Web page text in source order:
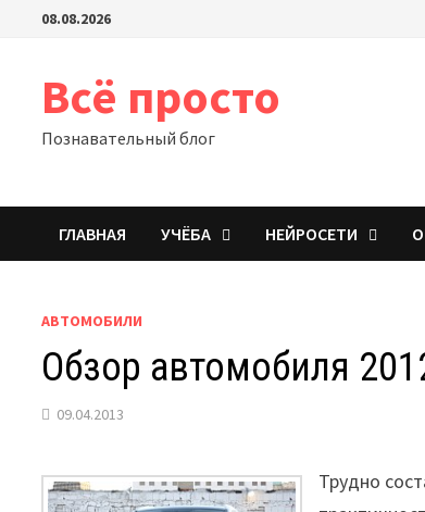
Перейти08.08.2026
Всё просто
Познавательный блог
ГЛАВНАЯ УЧЁБА НЕЙРОСЕТИ
АВТОМОБИЛИ
Обзор автомобиля
09.04.2013
Трудно